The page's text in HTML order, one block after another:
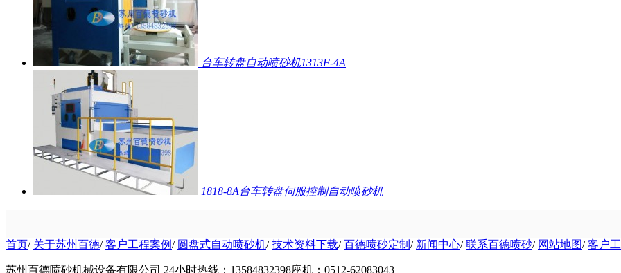
台车转盘自动喷砂机1313F-4A
1818-8A台车转盘伺服控制自动喷砂机
首页/ 关于苏州百德/客户工程案例/ 圆盘式自动喷砂机/技术资料下载/百德喷砂定制 / 新闻中心/联系百德喷砂/ 网站地图/客户
苏州百德喷砂机械设备有限公司 24小时热线：13584832398座机：0512-62083043